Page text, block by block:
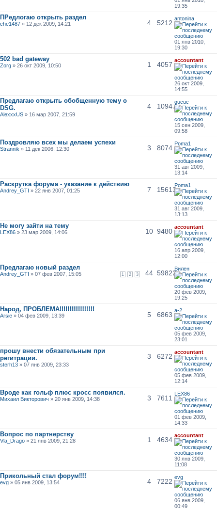
19:35
ПРедлогаю открыть раздел
che1487 » 12 дек 2009, 14:21 4 5212
antonina
01 янв 2010,
19:30
502 bad gateway
Zorg » 26 окт 2009, 10:50 1 4057
accountant
26 окт 2009,
14:55
Предлагаю открыть обобщенную тему о
DSG.
AlexxxUS » 16 мар 2007, 21:59
4 10947
gucuc
15 сен 2009,
09:58
Поздровляю всех мы делаем успехи
Strannik » 11 дек 2006, 12:30 3 8074
Poma1
31 авг 2009,
13:14
Раскрутка форума - указание к действию
Andrey_GTI » 22 янв 2007, 01:25 7 15613
Poma1
31 авг 2009,
13:13
Не могу зайти на тему
LEX86 » 23 мар 2009, 14:06 10 9480
accountant
16 апр 2009,
12:00
Предлагаю новый раздел
1 2 3
Andrey_GTI » 07 фев 2007, 15:05 44 59822
Вилен
20 фев 2009,
19:25
Народ, ПРОБЛЕМА!!!!!!!!!!!!!!!!!!
Arsie » 04 фев 2009, 13:39 5 6863
a-2
05 фев 2009,
23:01
прошу внести обязательным при
регитрации.
sterh13 » 07 янв 2009, 23:33
3 6272
accountant
05 фев 2009,
12:14
Вроде как гольф плюс кросс появился.
Михаил Викторович » 20 янв 2009, 14:38 3 7611
LEX86
01 фев 2009,
14:33
Вопрос по партнерству
Vla_Drago » 21 янв 2009, 21:28 1 4634
accountant
30 янв 2009,
11:08
Прикольный стал форум!!!!
evg » 05 янв 2009, 13:54 4 7222
evg
06 янв 2009,
00:49